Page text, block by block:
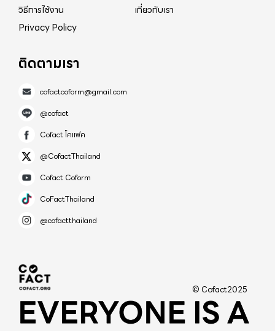
วิธีการใช้งาน
เกี่ยวกับเรา
Privacy Policy
ติดตามเรา
cofactcoform@gmail.com
@cofact
Cofact โคแฟค
@CofactThailand
Cofact Coform
CoFactThailand
@cofactthailand
© Cofact2025